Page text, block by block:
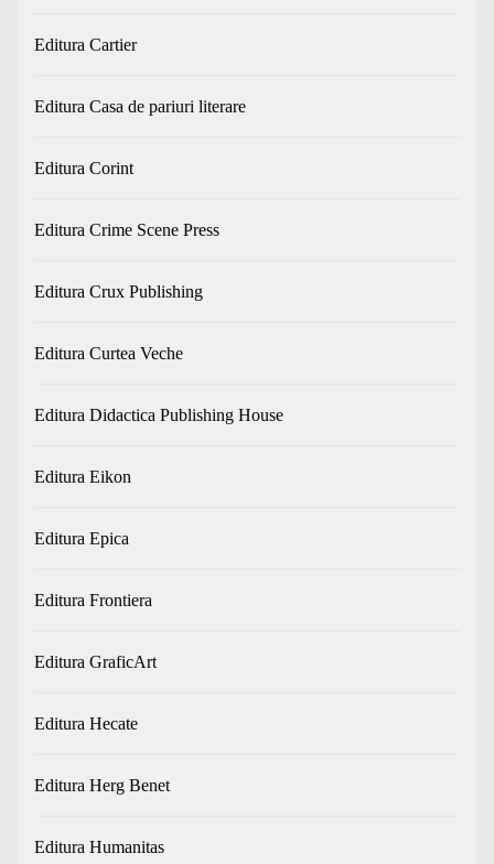
Editura Cartier
Editura Casa de pariuri literare
Editura Corint
Editura Crime Scene Press
Editura Crux Publishing
Editura Curtea Veche
Editura Didactica Publishing House
Editura Eikon
Editura Epica
Editura Frontiera
Editura GraficArt
Editura Hecate
Editura Herg Benet
Editura Humanitas